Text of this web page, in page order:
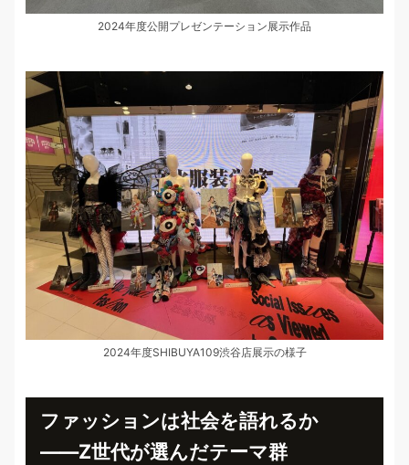
2024年度公開プレゼンテーション展示作品
2024年度SHIBUYA109渋谷店展示の様子
ファッションは社会を語れるか
――Z世代が選んだテーマ群